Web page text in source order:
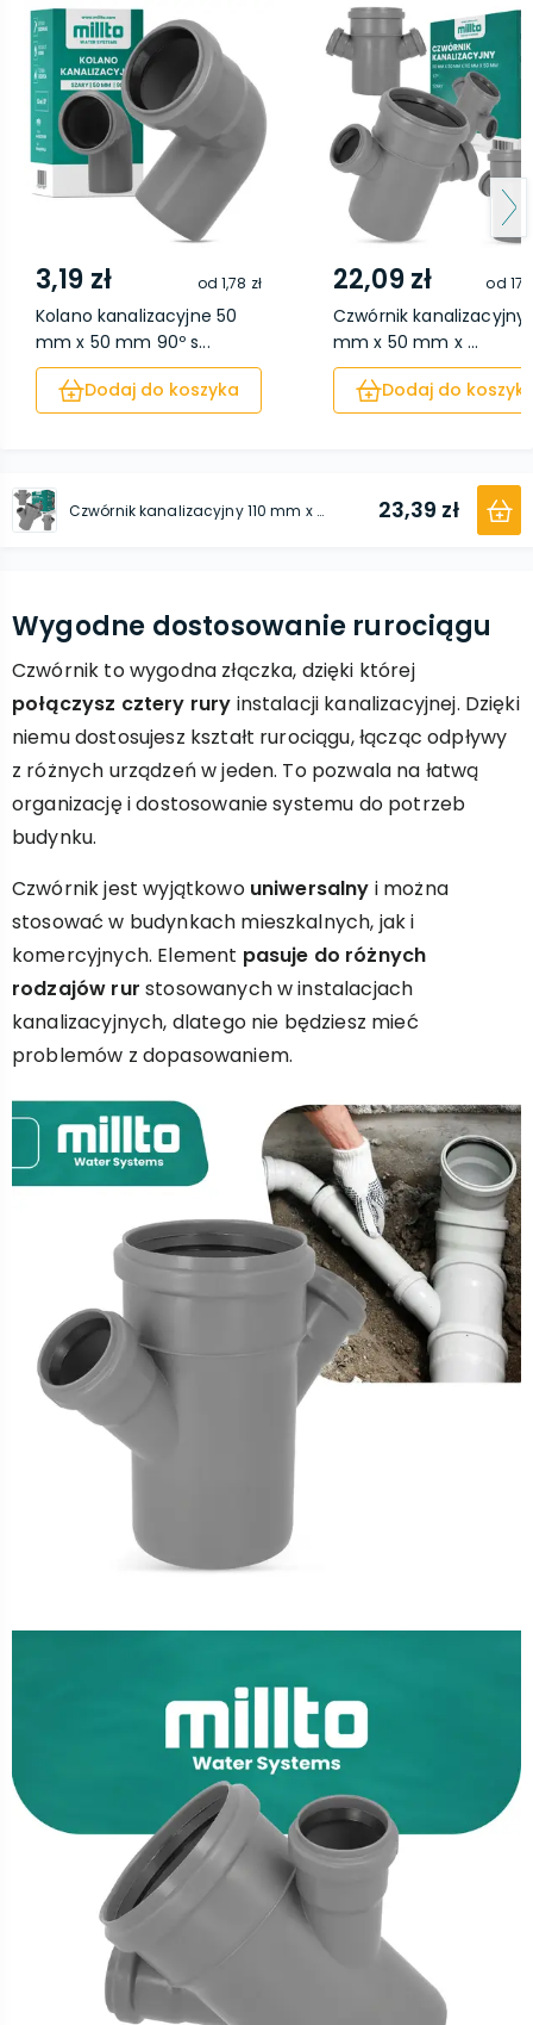
3,19 zł od1,78 zł
Kolano kanalizacyjne 50
mm x 50 mm 90º s...
Dodaj do koszyka
22,09 zł od
Czwórnik kanalizacyjny
mm x 50 mm x ...
Dodaj do
Czwórnik kanalizacyjny 110 mm x 50 mm x 110 mm x 50 mm 45º szary 23,39 zł
Wygodne dostosowanie rurociągu
Czwórnik to wygodna złączka, dzięki której
połączysz cztery rury instalacji kanalizacyjnej. Dzięki
niemu dostosujesz kształt rurociągu, łącząc odpływy
z różnych urządzeń w jeden. To pozwala na łatwą
organizację i dostosowanie systemu do potrzeb
budynku.
Czwórnik jest wyjątkowo uniwersalny i można
stosować w budynkach mieszkalnych, jak i
komercyjnych. Element pasuje do różnych
rodzajów rur stosowanych w instalacjach
kanalizacyjnych, dlatego nie będziesz mieć
problemów z dopasowaniem.